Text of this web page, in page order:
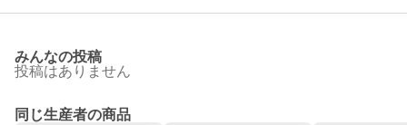
みんなの投稿
投稿はありません
同じ生産者の商品